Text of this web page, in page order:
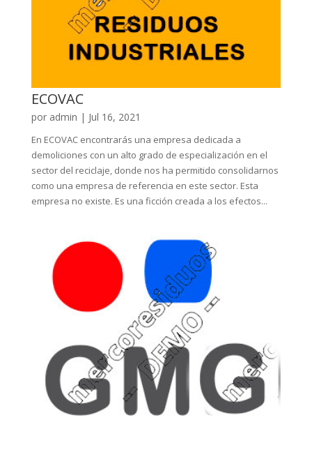
ECOVAC
por admin | Jul 16, 2021
En ECOVAC encontrarás una empresa dedicada a
demoliciones con un alto grado de especialización en el
sector del reciclaje, donde nos ha permitido consolidarnos
como una empresa de referencia en este sector. Esta
empresa no existe. Es una ficción creada a los efectos...